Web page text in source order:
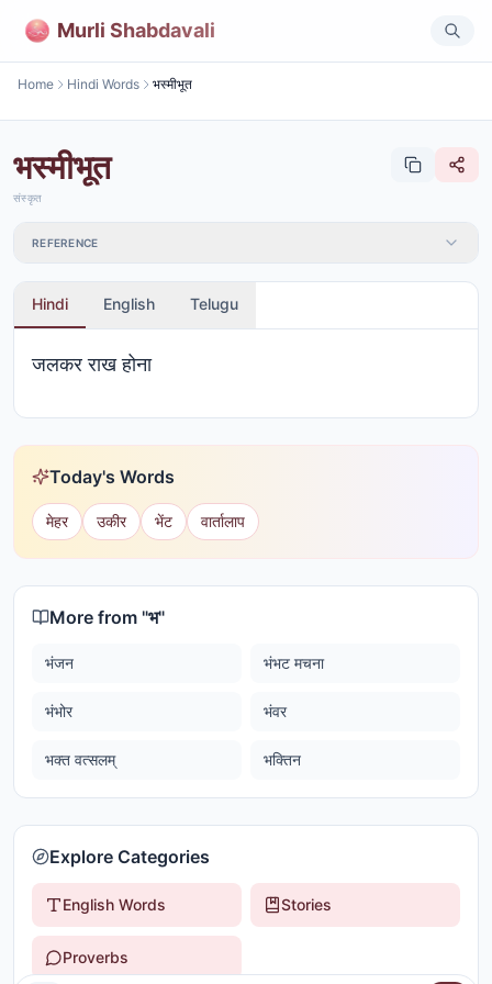
Murli Shabdavali
Home Hindi Words भस्मीभूत
भस्मीभूत
संस्कृत
REFERENCE
Hindi English Telugu
जलकर राख होना
Today's Words
मेहर उकीर भेंट वार्तालाप
More from "भ"
भंजन भंभट मचना
भंभोर भंवर
भक्त वत्सलम् भक्तिन
Explore Categories
English Words Stories
Proverbs